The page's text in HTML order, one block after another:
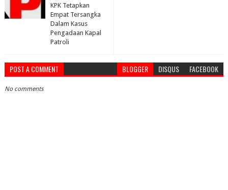
KPK Tetapkan
Empat Tersangka
Dalam Kasus
Pengadaan Kapal
Patroli
POST A COMMENT BLOGGER DISQUS FACEBOOK
No comments